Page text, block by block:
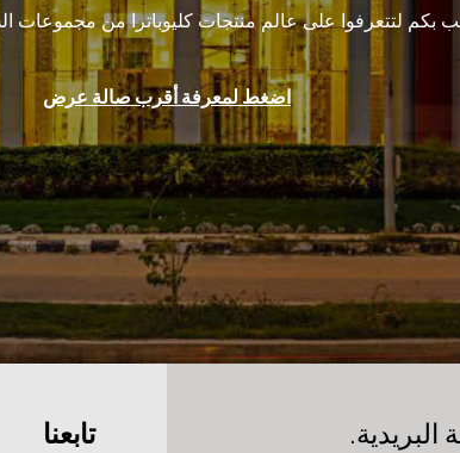
لتتعرفوا على عالم منتجات كليوباترا من مجموعات
اضغط لمعرفة أقرب صالة عرض
تابعنا